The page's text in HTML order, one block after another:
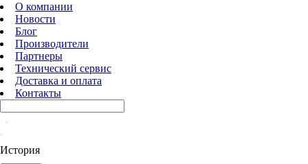
О компании
Новости
Блог
Производители
Партнеры
Технический сервис
Доставка и оплата
Контакты
История